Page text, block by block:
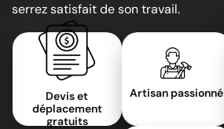
serrez satisfait de son travail.
Devis et
déplacement
gratuits
Artisan passionné